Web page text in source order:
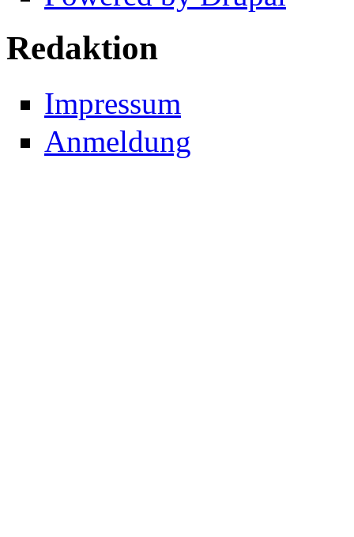
Redaktion
Impressum
Anmeldung